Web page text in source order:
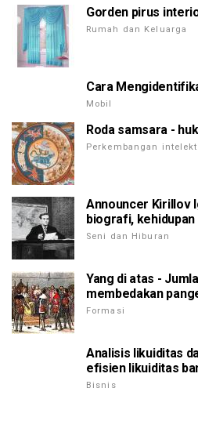
Gorden pirus
Rumah dan Keluarga
Cara
Mobil
Roda samsara -
Perkembangan
Announcer Kirillov
biografi, kehidupan
Seni dan Hiburan
Yang di atas -
membedakan
Formasi
Analisis likuiditas
efisien likuiditas
Bisnis